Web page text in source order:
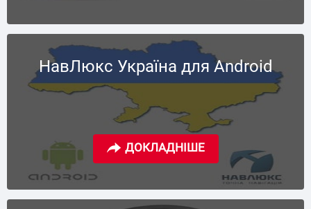
НавЛюкс Україна для Android